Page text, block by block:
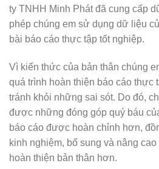
ty TNHH Minh Phát đã cung cấp
phép chúng em sử dụng dữ liệu
bài báo cáo thực tập tốt nghiệp.
Vì kiến thức của bản thân chúng
quá trình hoàn thiện báo cáo thực
tránh khỏi những sai sót. Do đó,
được những đóng góp quý báu
báo cáo được hoàn chỉnh hơn,
kinh nghiệm, bổ sung và nâng
hoàn thiện bản thân hơn.